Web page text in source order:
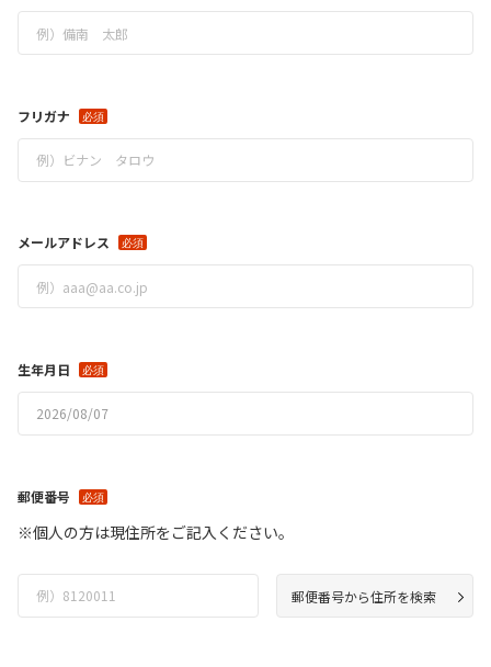
フリガナ
メールアドレス
生年月日
郵便番号
※個人の方は現住所をご記入ください。
郵便番号から住所を検索